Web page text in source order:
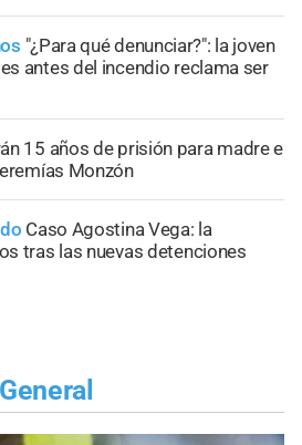
"¿Para qué denunciar?": la joven
antes del incendio reclama ser
15 años de prisión para madre e
Monzón
Caso Agostina Vega: la
tras las nuevas detenciones